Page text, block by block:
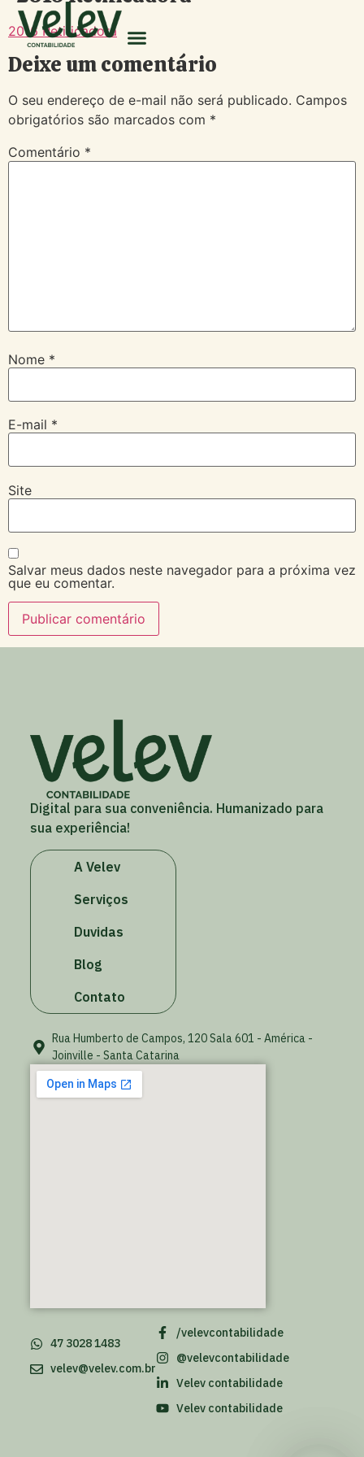
2016 Retificadora
Deixe um comentário
O seu endereço de e-mail não será publicado. Campos
obrigatórios são marcados com *
Comentário *
Nome *
E-mail *
Site
Salvar meus dados neste navegador para a próxima vez
que eu comentar.
Digital para sua conveniência. Humanizado para
sua experiência!
A Velev
Serviços
Duvidas
Blog
Contato
Rua Humberto de Campos, 120 Sala 601 - América -
Joinville - Santa Catarina
/velevcontabilidade
@velevcontabilidade
Velev contabilidade
Velev contabilidade
47 3028 1483
velev@velev.com.br